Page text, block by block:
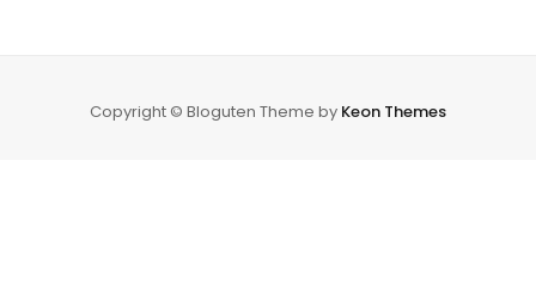
Copyright © Bloguten Theme by Keon Themes